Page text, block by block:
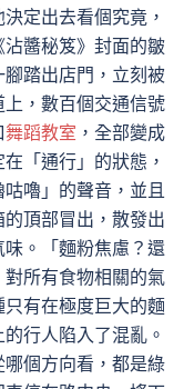
定出去看個究竟，
醬秘笈》封面的皺
踏出店門，立刻被
，數百個交通信號
舞蹈教室 ，全部變成
「通行」的狀態，
嚕」的聲音，並且
頂部冒出，散發出
。「麵粉焦慮？還
所有食物相關的氣
有在極度巨大的麵
行人陷入了混亂。
個方向看，都是綠